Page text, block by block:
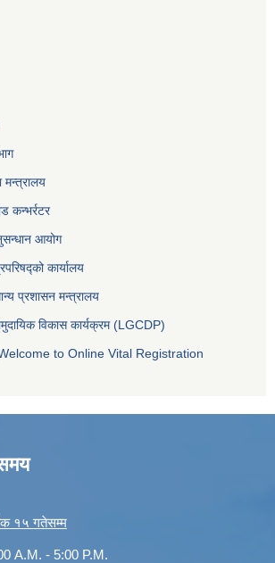
कन्भर्रटर
आयोग
कार्यालय
प्रशासन मन्त्रालय
विकास कार्यक्रम (LGCDP)
(Welcome to Online Vital Registration
१५ गतेसम्म
A.M. - 5:00 P.M.